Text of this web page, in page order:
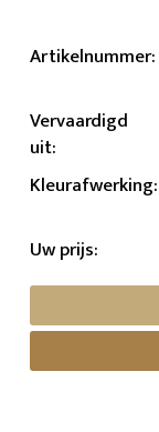
Artikelnummer:
Vervaardigd
uit:
Kleurafwerking:
Uw prijs: